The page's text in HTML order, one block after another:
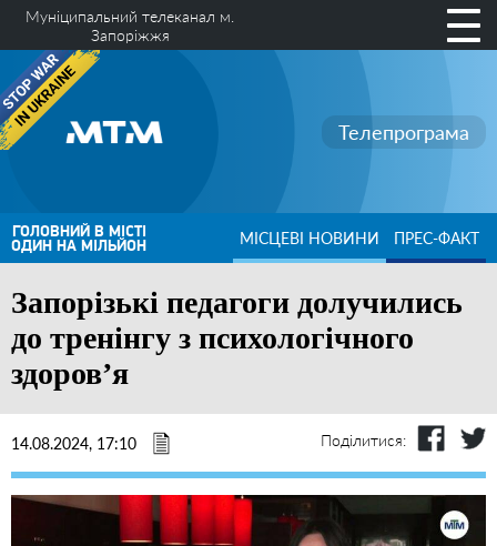
Муніципальний телеканал м.
Запоріжжя
Телепрограма
ГОЛОВНИЙ В МІСТІ
ОДИН НА МІЛЬЙОН МІСЦЕВІ НОВИНИ ПРЕС-ФАКТ
Запорізькі педагоги долучились
до тренінгу з психологічного
здоров’я
14.08.2024, 17:10 Поділитися: